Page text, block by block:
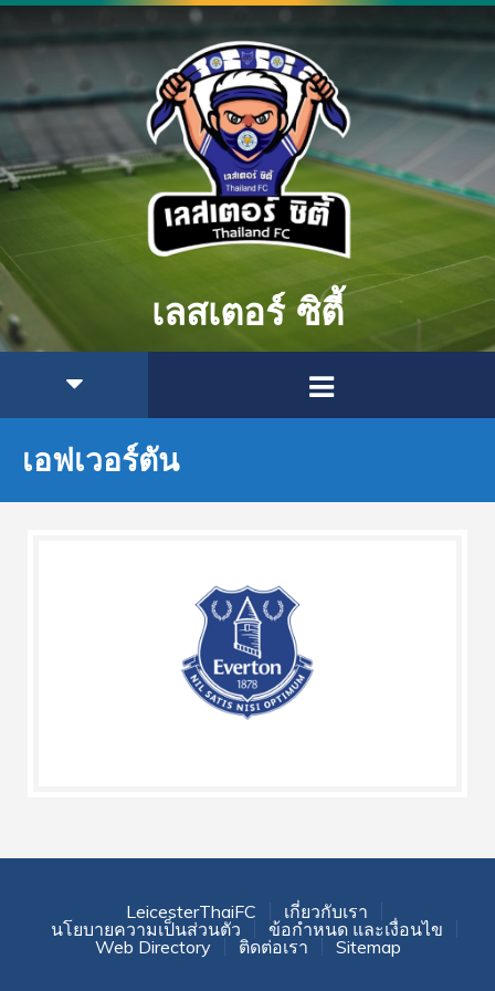
เลสเตอร์ ซิตี้
เอฟเวอร์ตัน
LeicesterThaiFC
เกี่ยวกับเรา
นโยบายความเป็นส่วนตัว
ข้อกำหนด และเงื่อนไข
Web Directory
ติดต่อเรา Sitemap